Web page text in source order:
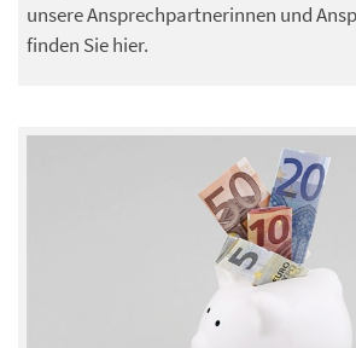
unsere Ansprechpartnerinnen und
finden Sie hier.